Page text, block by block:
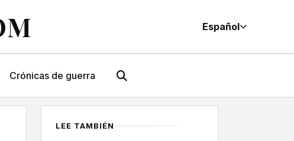
Español
Crónicas de guerra
LEE TAMBIÉN